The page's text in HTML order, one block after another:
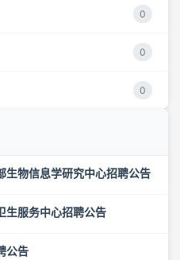
0
0
0
生物信息学研究中心招聘公告
生服务中心招聘公告
公告